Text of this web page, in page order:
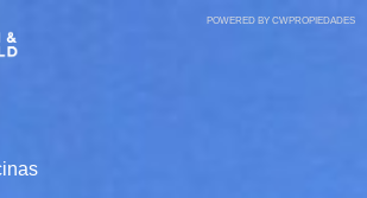
POWERED BY CWPROPIEDADES